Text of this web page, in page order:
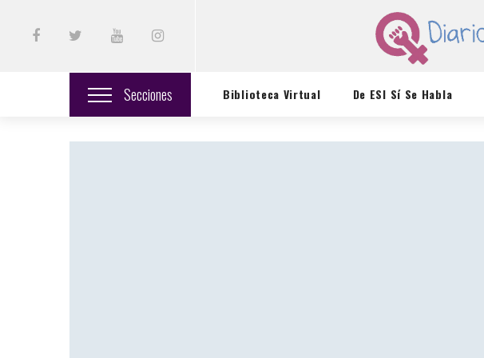
Secciones Biblioteca Virtual De ESI Sí Se Habla